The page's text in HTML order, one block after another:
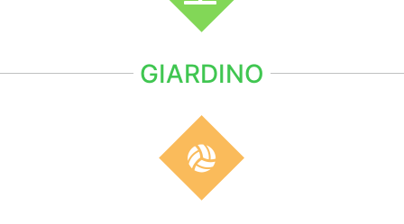
GIARDINO